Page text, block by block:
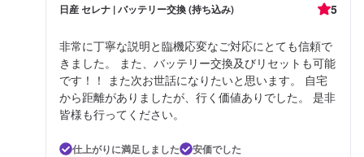
日産 セレナ | バッテリー交換 (持ち込み) 5
非常に丁寧な説明と臨機応変なご対応にとても信頼で
きました。 また、バッテリー交換及びリセットも可能
です！！ また次お世話になりたいと思います。 自宅
から距離がありましたが、行く価値ありでした。 是非
皆様も行ってください。
仕上がりに満足しました
安価でした